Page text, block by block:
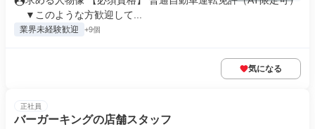
▼このような方歓迎して...
業界未経験歓迎 +9個
気になる
正社員
バーガーキングの店舗スタッフ